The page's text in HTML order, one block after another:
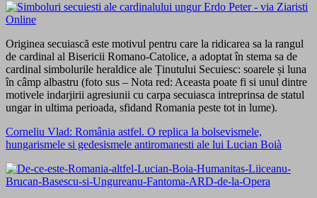
Originea secuiască este motivul pentru care la ridicarea sa la rangul
de cardinal al Bisericii Romano-Catolice, a adoptat în stema sa de
cardinal simbolurile heraldice ale Ținutului Secuiesc: soarele și luna
în câmp albastru (foto sus – Nota red: Aceasta poate fi si unul dintre
motivele indarjirii agresiunii cu carpa secuiasca intreprinsa de statul
ungar in ultima perioada, sfidand Romania peste tot in lume).
Corneliu Vlad: România astfel. O replica la bolsevismele,
hungarismele si gedesismele antiromanesti ale lui Lucian Boià